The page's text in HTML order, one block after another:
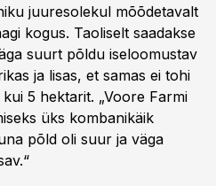
juuresolekul mõõdetavalt
kogus. Taoliselt saadakse
suurt põldu iseloomustav
ja lisas, et samas ei tohi
5 hektarit. „Voore Farmi
üks kombanikäik
põld oli suur ja väga